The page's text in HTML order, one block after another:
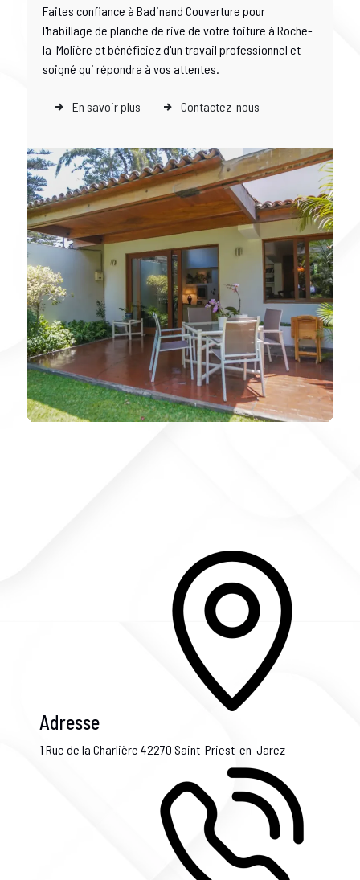
Faites confiance à Badinand Couverture pour
l'habillage de planche de rive de votre toiture à Roche-
la-Molière et bénéficiez d'un travail professionnel et
soigné qui répondra à vos attentes.
En savoir plus Contactez-nous
Adresse
1 Rue de la Charlière 42270 Saint-Priest-en-Jarez